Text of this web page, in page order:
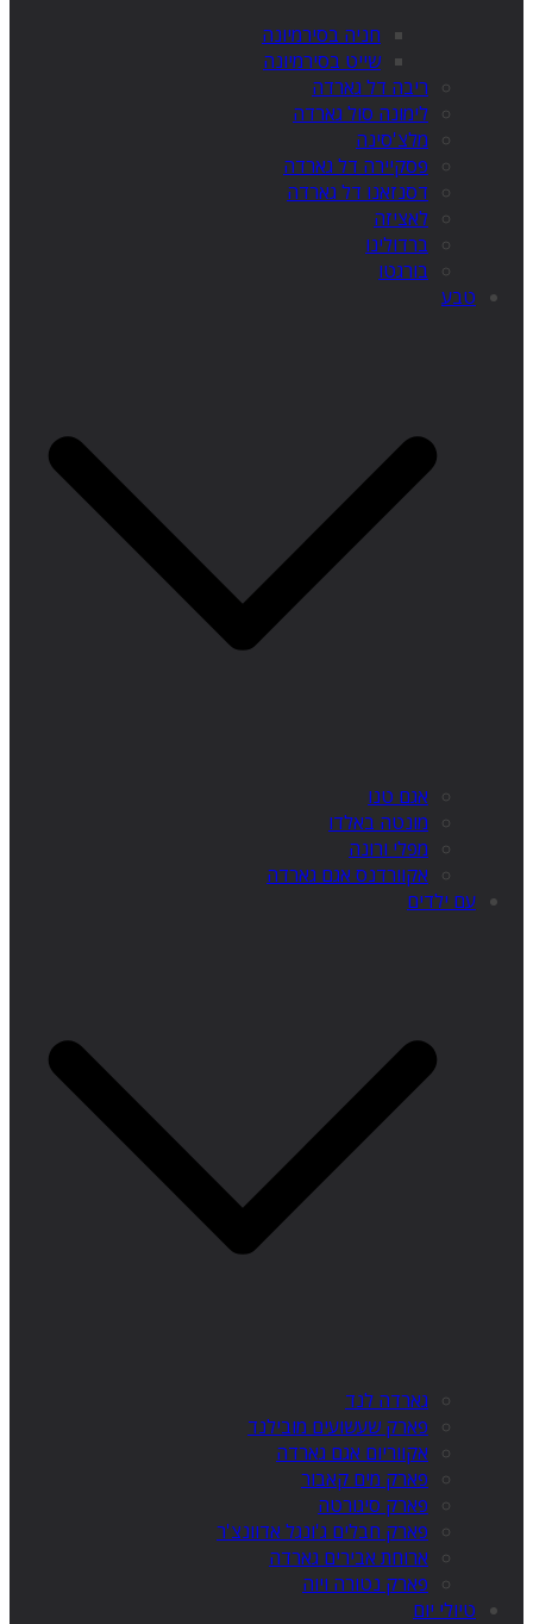
חניה בסירמיונה
שייט בסירמיונה
ריבה דל גארדה
לימונה סול גארדה
מלצ'סינה
פסקיירה דל גארדה
דסנזאנו דל גארדה
לאציזה
ברדולינו
בורגטו
טבע
אגם טנו
מונטה באלדו
מפלי ורונה
אקוורדנס אגם גארדה
עם ילדים
גארדה לנד
פארק שעשועים מובילנד
אקווריום אגם גארדה
פארק מים קאבור
פארק סיגורטה
פארק חבלים ג'ונגל אדוונצ'ר
ארוחת אבירים גארדה
פארק נטורה ויוה
טיולי יום